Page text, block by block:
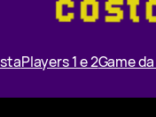
Players 1 e 2Game